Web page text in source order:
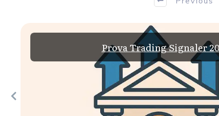
Prova Trading Signaler